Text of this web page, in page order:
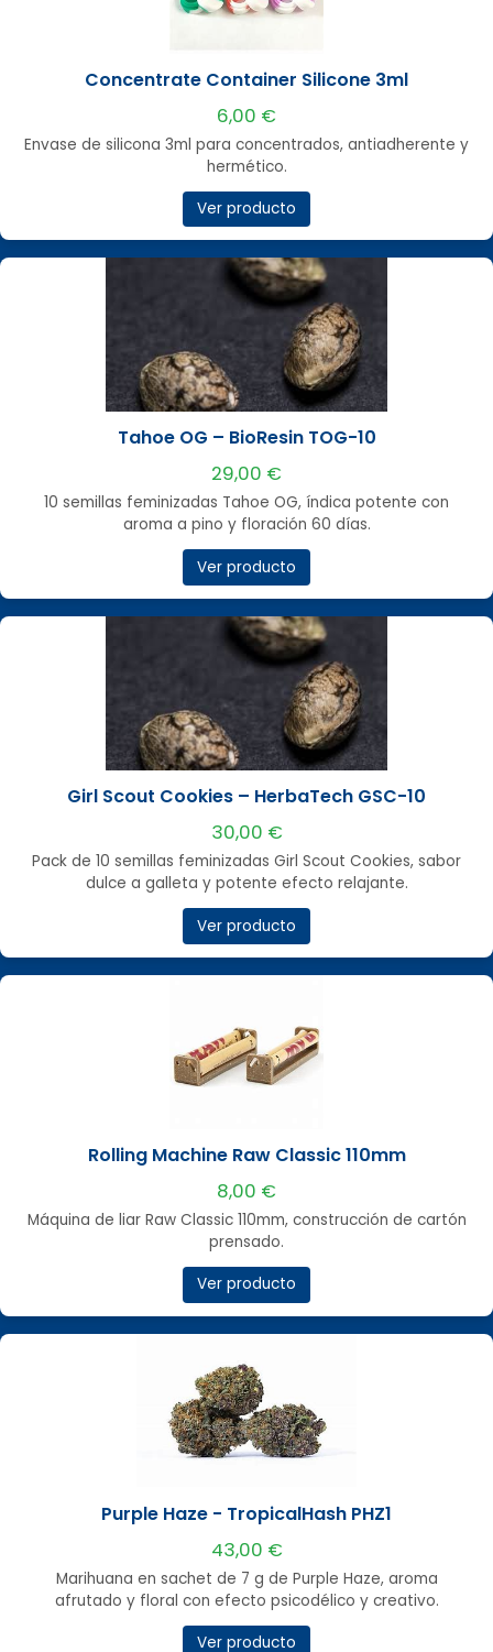
Concentrate Container Silicone 3ml
6,00 €
Envase de silicona 3ml para concentrados, antiadherente y
hermético.
Ver producto
Tahoe OG – BioResin TOG-10
29,00 €
10 semillas feminizadas Tahoe OG, índica potente con
aroma a pino y floración 60 días.
Ver producto
Girl Scout Cookies – HerbaTech GSC-10
30,00 €
Pack de 10 semillas feminizadas Girl Scout Cookies, sabor
dulce a galleta y potente efecto relajante.
Ver producto
Rolling Machine Raw Classic 110mm
8,00 €
Máquina de liar Raw Classic 110mm, construcción de cartón
prensado.
Ver producto
Purple Haze - TropicalHash PHZ1
43,00 €
Marihuana en sachet de 7 g de Purple Haze, aroma
afrutado y floral con efecto psicodélico y creativo.
Ver producto